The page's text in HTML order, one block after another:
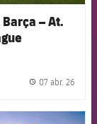
– At.
07 abr. 26
badge